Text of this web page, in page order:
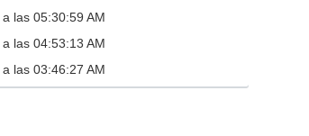
a las 05:30:59 AM
a las 04:53:13 AM
a las 03:46:27 AM